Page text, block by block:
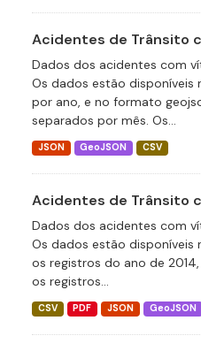
Acidentes de Trânsito
Dados dos acidentes com
Os dados estão disponíveis
por ano, e no formato
separados por mês. Os...
JSON GeoJSON CSV
Acidentes de Trânsito
Dados dos acidentes com
Os dados estão
os registros do ano de
os registros...
CSV PDF JSON GeoJSON